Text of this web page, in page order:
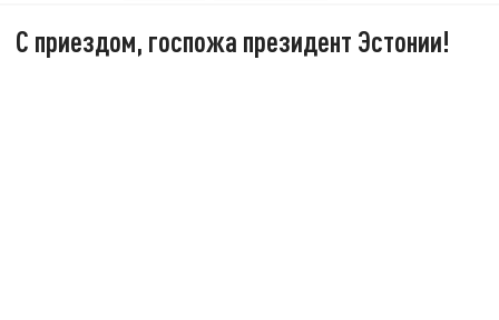
С приездом, госпожа президент Эстонии!